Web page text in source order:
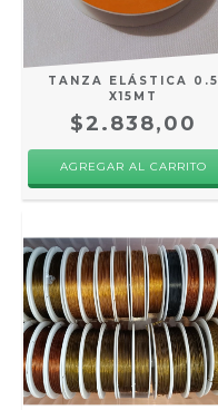
TANZA ELÁSTICA 0.5
X15MT
$2.838,00